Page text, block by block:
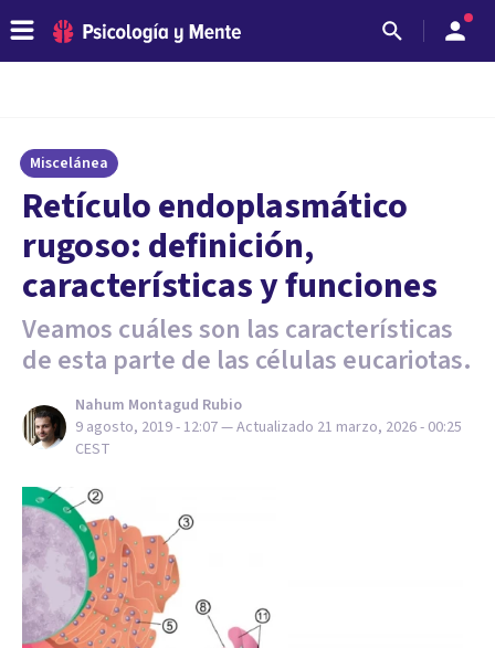
Miscelánea
Retículo endoplasmático
rugoso: definición,
características y funciones
Veamos cuáles son las características
de esta parte de las células eucariotas.
Nahum Montagud Rubio
9 agosto, 2019 - 12:07— Actualizado 21 marzo, 2026 - 00:25
CEST